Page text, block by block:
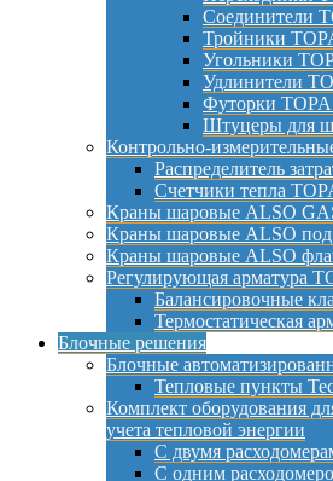
Соединители
Тройники
Угольники
Удлинители
Футорки
Штуцеры для
Контрольно-
Распределитель
Счетчики тепла
Краны шаровые ALSO
Краны шаровые ALSO под
Краны шаровые ALSO
Регулирующая арматура
Балансировочные
Термостатическая
Блочные решения
Блочные
Тепловые пункты
Комплект оборудования
учета тепловой энергии
С двумя
С одним